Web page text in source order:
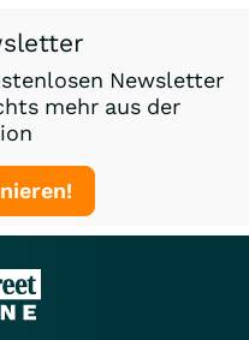
Newsletter
mehr aus der